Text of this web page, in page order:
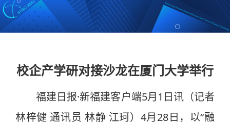
校企产学研对接沙龙在厦门大学举行
福建日报·新福建客户端5月1日讯（记者
林梓健 通讯员 林静 江珂）4月28日，以“融